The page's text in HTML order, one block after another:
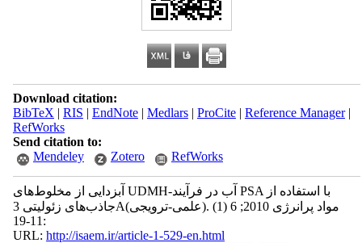
Download citation:
BibTeX | RIS | EndNote| Medlars| ProCite| Reference Manager|
RefWorks
Send citation to:
Mendeley
Zotero RefWorks
آبزدایی از مخلوط‌های UDMH-آب در فرآیند PSA با استفاده از
جاذب‌های زئولیتی 3A(علمی-ترویجی). مواد پرانرژی 2010; 6 (1)
:11-19
URL: http://isaem.ir/article-1-529-en.html